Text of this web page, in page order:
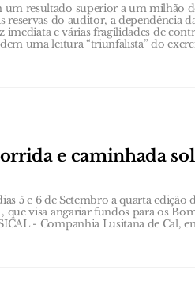
um resultado superior a um milhão
reservas do auditor, a dependência
e várias fragilidades de
uma leitura “triunfalista” do
e caminhada
5 e 6 de Setembro a quarta edição
que visa angariar fundos para os
- Companhia Lusitana de Cal,